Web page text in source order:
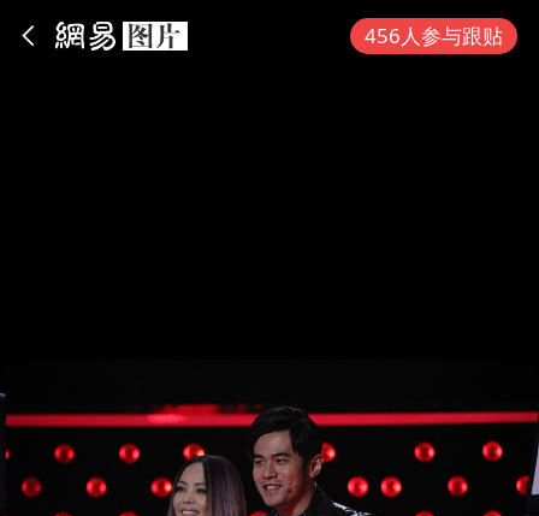
456人参与跟贴